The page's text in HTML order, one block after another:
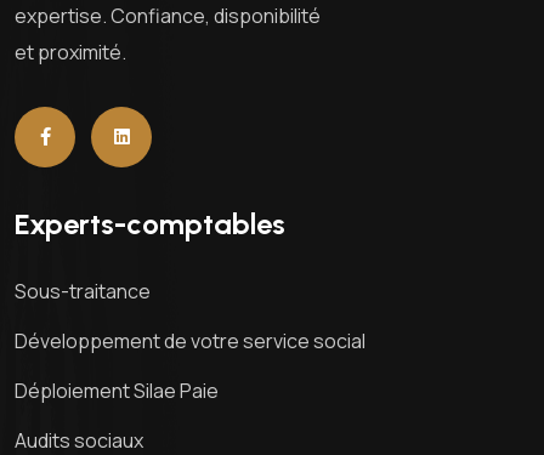
expertise. Confiance, disponibilité
et proximité.
Experts-comptables
Sous-traitance
Développement de votre service social
Déploiement Silae Paie
Audits sociaux